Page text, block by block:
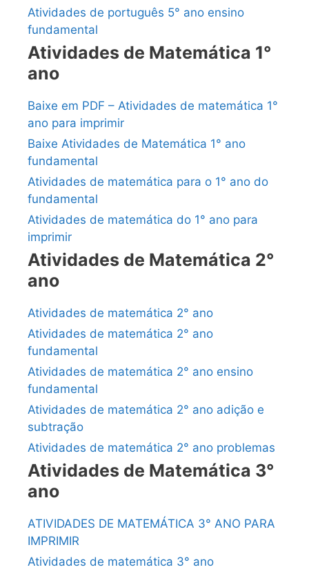
Atividades de português 5° ano ensino
fundamental
Atividades de Matemática 1°
ano
Baixe em PDF – Atividades de matemática 1°
ano para imprimir
Baixe Atividades de Matemática 1° ano
fundamental
Atividades de matemática para o 1° ano do
fundamental
Atividades de matemática do 1° ano para
imprimir
Atividades de Matemática 2°
ano
Atividades de matemática 2° ano
Atividades de matemática 2° ano
fundamental
Atividades de matemática 2° ano ensino
fundamental
Atividades de matemática 2° ano adição e
subtração
Atividades de matemática 2° ano problemas
Atividades de Matemática 3°
ano
ATIVIDADES DE MATEMÁTICA 3° ANO PARA
IMPRIMIR
Atividades de matemática 3° ano